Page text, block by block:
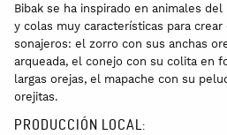
Bibak se ha inspirado en animales
y colas muy características para
sonajeros: el zorro con sus anchas
arqueada, el conejo con su colita en
largas orejas, el mapache con su
orejitas.
PRODUCCIÓN LOCAL: